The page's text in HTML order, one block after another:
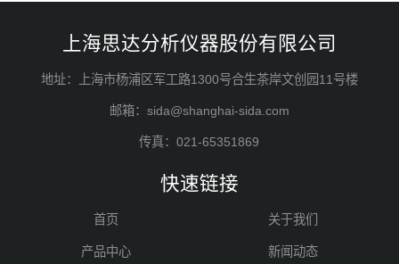
上海思达分析仪器股份有限公司
地址：上海市杨浦区军工路1300号合生茶岸文创园11号楼
邮箱：sida@shanghai-sida.com
传真：021-65351869
快速链接
首页 关于我们
产品中心 新闻动态